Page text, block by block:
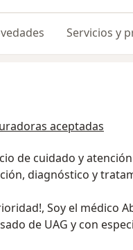
Servicios y
aceptadas
de cuidado y
diagnóstico y
Soy el médico
de UAG y con
ante el